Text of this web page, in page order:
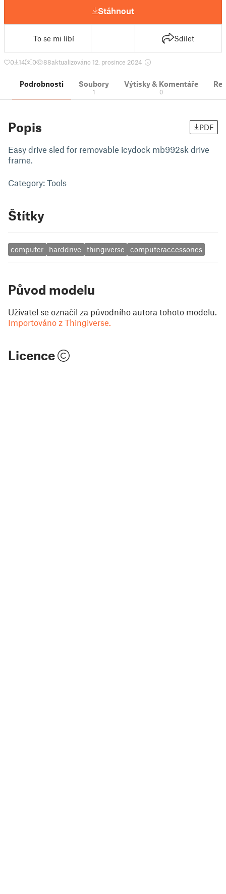
Stáhnout
To se mi líbí Sdílet
0 14 0 88aktualizováno 12. prosince 2024
Podrobnosti Soubory
1
Výtisky & Komentáře
0
Popis PDF
Easy drive sled for removable icydock mb992sk drive
frame.
Category: Tools
Štítky
computer harddrive thingiverse computeraccessories
Původ modelu
Uživatel se označil za původního autora tohoto modelu.
Importováno z Thingiverse.
Licence